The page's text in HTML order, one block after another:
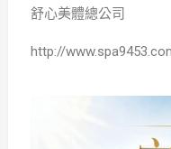
舒心美體總公司
http://